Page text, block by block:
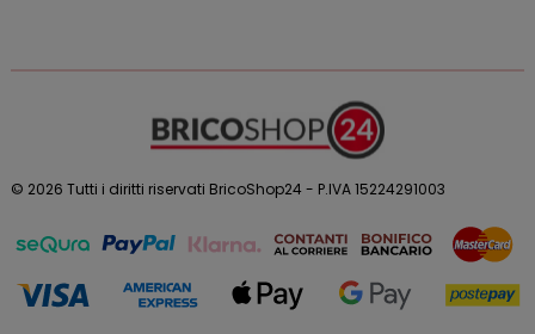
© 2026 Tutti i diritti riservati BricoShop24 - P.IVA 15224291003